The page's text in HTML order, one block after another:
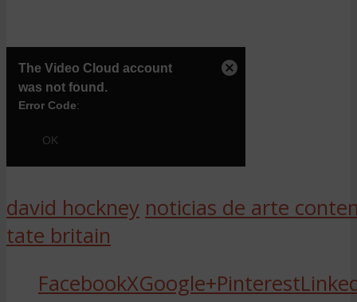
david hockney noticias de arte
tate britain
FacebookXGoogle+Pinterest